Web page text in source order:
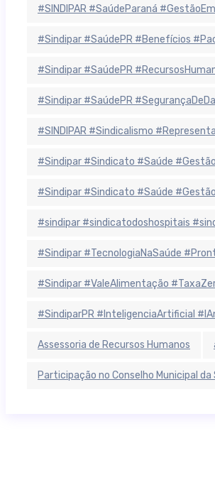
#SINDIPAR #SaúdeParaná
#Sindipar #SaúdePR #Benefícios
#Sindipar #SaúdePR
#Sindipar #SaúdePR
#SINDIPAR #Sindicalismo
#Sindipar #Sindicato #Saúde
#Sindipar #Sindicato #Saúde
#sindipar #sindicatodoshospitais
#Sindipar #TecnologiaNaSaúde
#Sindipar #ValeAlimentação
#SindiparPR #InteligenciaArtificial
Assessoria de Recursos Humanos
Participação no Conselho Municipal da